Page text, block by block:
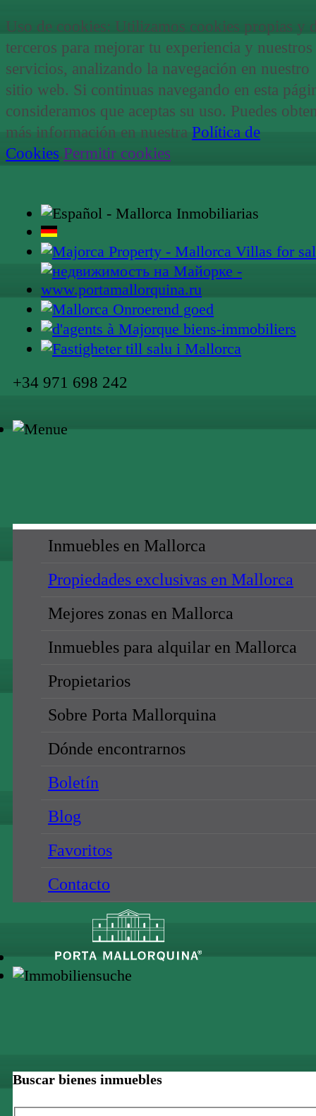
Uso de cookies: Utilizamos cookies propias y
terceros para mejorar tu experiencia y nuestros
servicios, analizando la navegación en nuestro
sitio web. Si continuas navegando en esta
consideramos que aceptas su uso. Puedes
más información en nuestra Política de
Cookies.Permitir cookies
+34 971 698 242
Inmuebles en Mallorca
Propiedades exclusivas en Mallorca
Mejores zonas en Mallorca
Inmuebles para alquilar en Mallorca
Propietarios
Sobre Porta Mallorquina
Dónde encontrarnos
Boletín
Blog
Favoritos
Contacto
Buscar bienes inmuebles